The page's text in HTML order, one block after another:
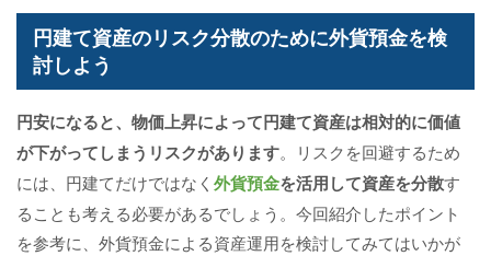
円建て資産のリスク分散のために外貨預金を検
討しよう
円安になると、物価上昇によって円建て資産は相対的に価値
が下がってしまうリスクがあります。リスクを回避するため
には、円建てだけではなく 外貨預金を活用して資産を分散す
ることも考える必要があるでしょう。今回紹介したポイント
を参考に、外貨預金による資産運用を検討してみてはいかが